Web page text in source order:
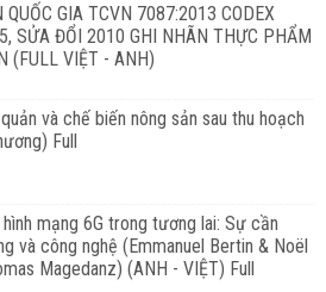
QUỐC GIA TCVN 7087:2013 CODEX
SỬA ĐỔI 2010 GHI NHÃN THỰC PHẨM
(FULL VIỆT - ANH)
và chế biến nông sản sau thu hoạch
Full
mạng 6G trong tương lai: Sự cần
và công nghệ (Emmanuel Bertin & Noël
Magedanz) (ANH - VIỆT) Full